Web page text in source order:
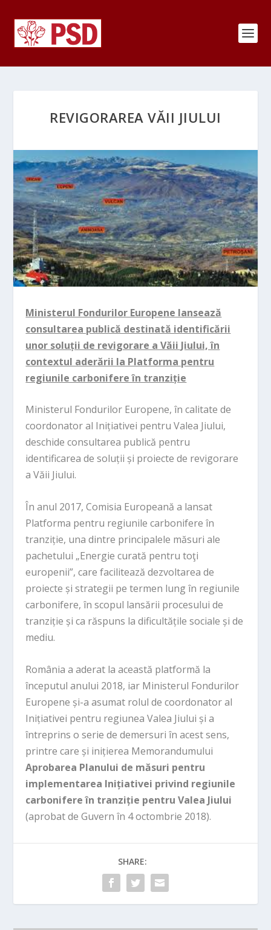
REVIGORAREA VĂII JIULUI
Ministerul Fondurilor Europene lansează
consultarea publică destinată identificării
unor soluții de revigorare a Văii Jiului, în
contextul aderării la Platforma pentru
regiunile carbonifere în tranziție
Ministerul Fondurilor Europene, în calitate de
coordonator al Inițiativei pentru Valea Jiului,
deschide consultarea publică pentru
identificarea de soluții și proiecte de revigorare
a Văii Jiului.
În anul 2017, Comisia Europeană a lansat
Platforma pentru regiunile carbonifere în
tranziție, una dintre principalele măsuri ale
pachetului „Energie curată pentru toţi
europenii”, care facilitează dezvoltarea de
proiecte și strategii pe termen lung în regiunile
carbonifere, în scopul lansării procesului de
tranziție și ca răspuns la dificultățile sociale și de
mediu.
România a aderat la această platformă la
începutul anului 2018, iar Ministerul Fondurilor
Europene și-a asumat rolul de coordonator al
Inițiativei pentru regiunea Valea Jiului și a
întreprins o serie de demersuri în acest sens,
printre care și inițierea Memorandumului
Aprobarea Planului de măsuri pentru
implementarea Inițiativei privind regiunile
carbonifere în tranziție pentru Valea Jiului
(aprobat de Guvern în 4 octombrie 2018).
SHARE: